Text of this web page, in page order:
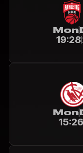
Mon
19:28
Mon
15:26